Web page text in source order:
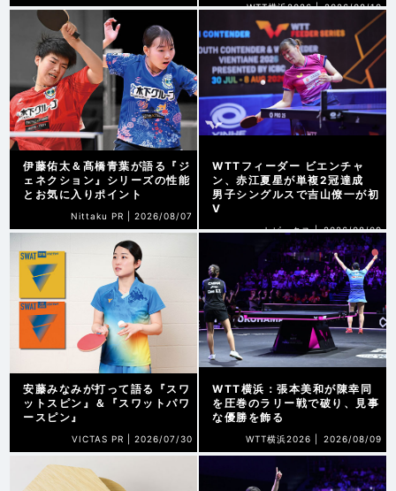
WTT横浜2026 | 2026/08/10
伊藤佑太＆髙橋青葉が語る『ジ
ェネクション』シリーズの性能
とお気に入りポイント
Nittaku PR | 2026/08/07
WTTフィーダー ビエンチャ
ン、赤江夏星が単複2冠達成
男子シングルスで吉山僚一が初
V
トピックス | 2026/08/09
安藤みなみが打って語る『スワ
ットスピン』＆『スワットパワ
ースピン』
VICTAS PR | 2026/07/30
WTT横浜：張本美和が陳幸同
を圧巻のラリー戦で破り、見事
な優勝を飾る
WTT横浜2026 | 2026/08/09